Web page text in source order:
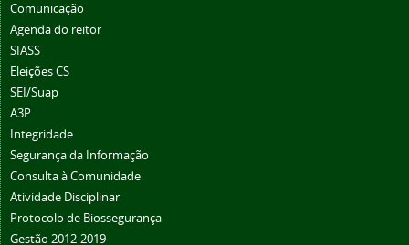
Comunicação
Agenda do reitor
SIASS
Eleições CS
SEI/Suap
A3P
Integridade
Segurança da Informação
Consulta à Comunidade
Atividade Disciplinar
Protocolo de Biossegurança
Gestão 2012-2019